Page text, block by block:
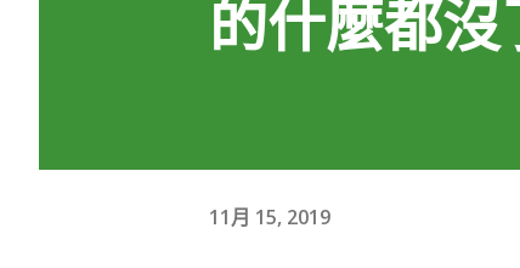
的什麼都沒
11月 15, 2019